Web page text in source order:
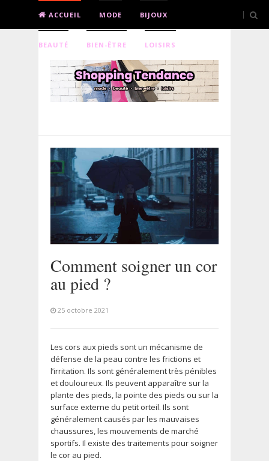
ACCUEIL MODE BIJOUX
BEAUTÉ BIEN-ÊTRE LOISIRS
Comment soigner un cor
au pied ?
25 octobre 2021
Les cors aux pieds sont un mécanisme de
défense de la peau contre les frictions et
l’irritation. Ils sont généralement très pénibles
et douloureux. Ils peuvent apparaître sur la
plante des pieds, la pointe des pieds ou sur la
surface externe du petit orteil. Ils sont
généralement causés par les mauvaises
chaussures, les mouvements de marché
sportifs. Il existe des traitements pour soigner
le cor au pied.